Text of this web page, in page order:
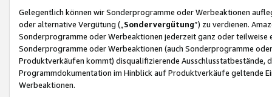
Gelegentlich können wir Sonderprogramme oder Werbeaktionen
oder alternative Vergütung („ Sondervergütung”) zu verdienen.
Sonderprogramme oder Werbeaktionen jederzeit ganz oder
Sonderprogramme oder Werbeaktionen (auch Sonderprogramme
Produktverkäufen kommt) disqualifizierende Ausschlusstatbestände,
Programmdokumentation im Hinblick auf Produktverkäufe geltende
Werbeaktionen.